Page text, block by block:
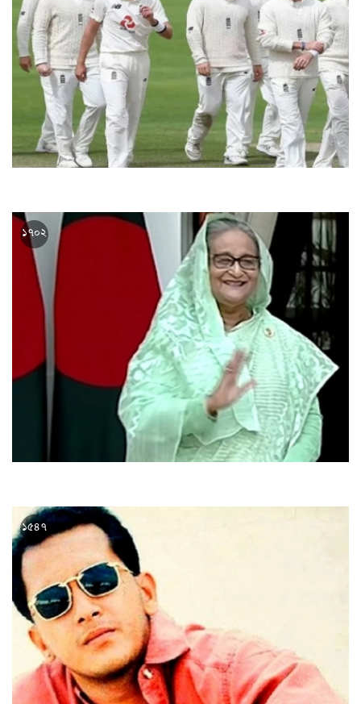
আজ থেকে শুরু ওভাল টেস্ট, খেলা হবে তিনদিন
১৭০২
আজ দেশে ফিরবেন প্রধানমন্ত্রী
১৫৪৭